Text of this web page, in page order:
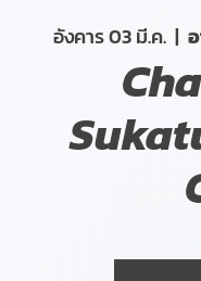
อังคาร 03 มี.ค.
  |